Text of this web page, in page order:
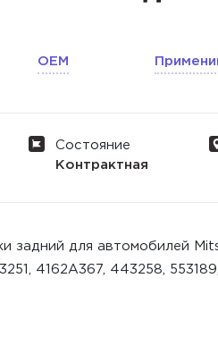
OEM
Состояние
Контрактная
задний для автомобилей
4162A367, 443258,